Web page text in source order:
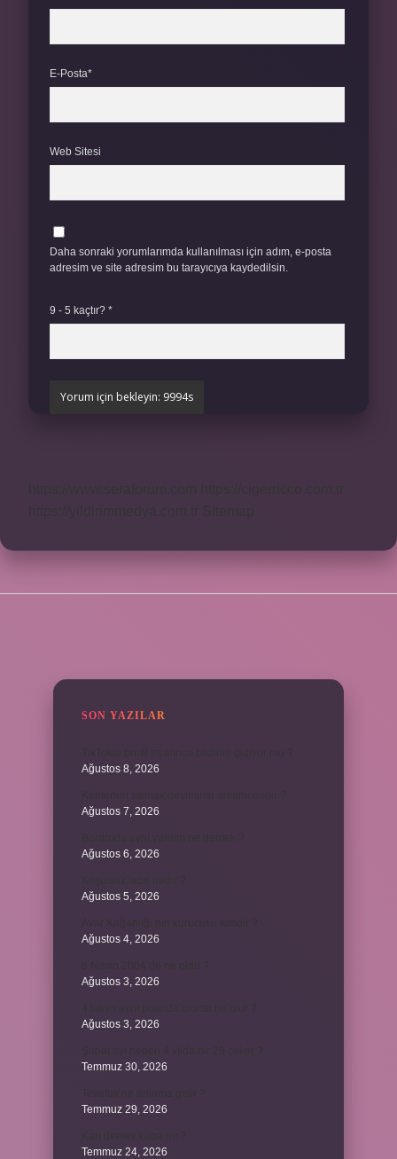
E-Posta*
Web Sitesi
Daha sonraki yorumlarımda kullanılması için adım, e-posta
adresim ve site adresim bu tarayıcıya kaydedilsin.
9 - 5 kaçtır? *
SON YAZILAR
Ağustos 8, 2026
Ağustos 7, 2026
Ağustos 6, 2026
Ağustos 5, 2026
Ağustos 4, 2026
Ağustos 3, 2026
Ağustos 3, 2026
Temmuz 30, 2026
Temmuz 29, 2026
Temmuz 24, 2026